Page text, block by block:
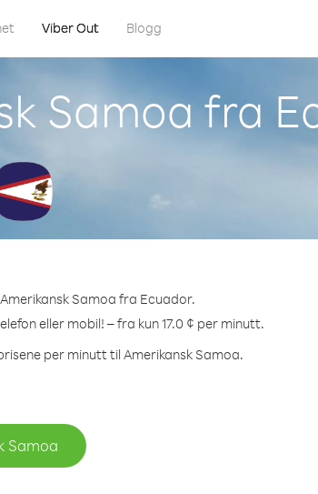
Viber Out Blogg
Samoa fra
Samoa fra Ecuador.
eller mobil! – fra kun 17.0 ¢ per minutt.
per minutt til Amerikansk Samoa.
Samoa